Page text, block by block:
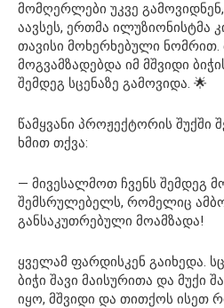
მომღერლები უკვე გამოვიდნენ,
აავსეს, ერთმა ილუზიონისტმა
თავისი მოხერხებული ნომრით.
მოგვამზადებდა იმ მშვიდი
შემდეგ სცენაზე გამოვიდა. 🌟
წამყვანი პროჟექტორის შუქში
ხმით თქვა:
— მივესალმოთ ჩვენს შემდეგ
შემსრულებელს, რომელიც
განსაკუთრებული მოამზადა!
ყველამ ფარდისკენ გაიხედა.
ბიჭი შავი მაისურითა და მუქი
იყო, მშვიდი და თითქოს ისეთ